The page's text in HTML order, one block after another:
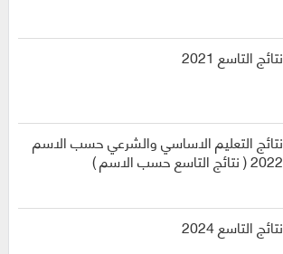
نتائج التاسع 2021
نتائج التعليم الاساسي والشرعي حسب الاسم
2022 ( نتائج التاسع حسب الاسم )
نتائج التاسع 2024